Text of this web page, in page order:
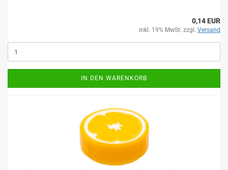
0,14 EUR
inkl. 19% MwSt. zzgl. Versand
IN DEN WARENKORB